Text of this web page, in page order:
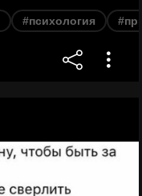
#психология